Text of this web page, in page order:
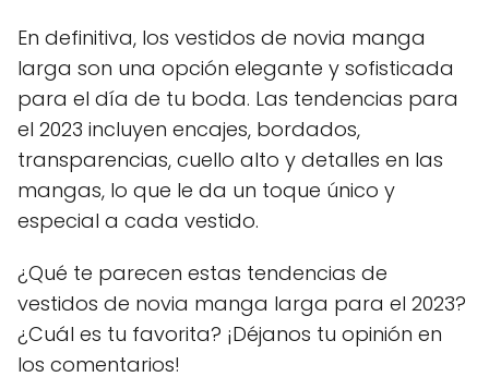
En definitiva, los vestidos de novia manga
larga son una opción elegante y sofisticada
para el día de tu boda. Las tendencias para
el 2023 incluyen encajes, bordados,
transparencias, cuello alto y detalles en las
mangas, lo que le da un toque único y
especial a cada vestido.
¿Qué te parecen estas tendencias de
vestidos de novia manga larga para el 2023?
¿Cuál es tu favorita? ¡Déjanos tu opinión en
los comentarios!